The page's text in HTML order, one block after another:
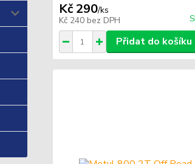
Kč 290/ks
Kč 240 bez DPH
Přidat do košíku